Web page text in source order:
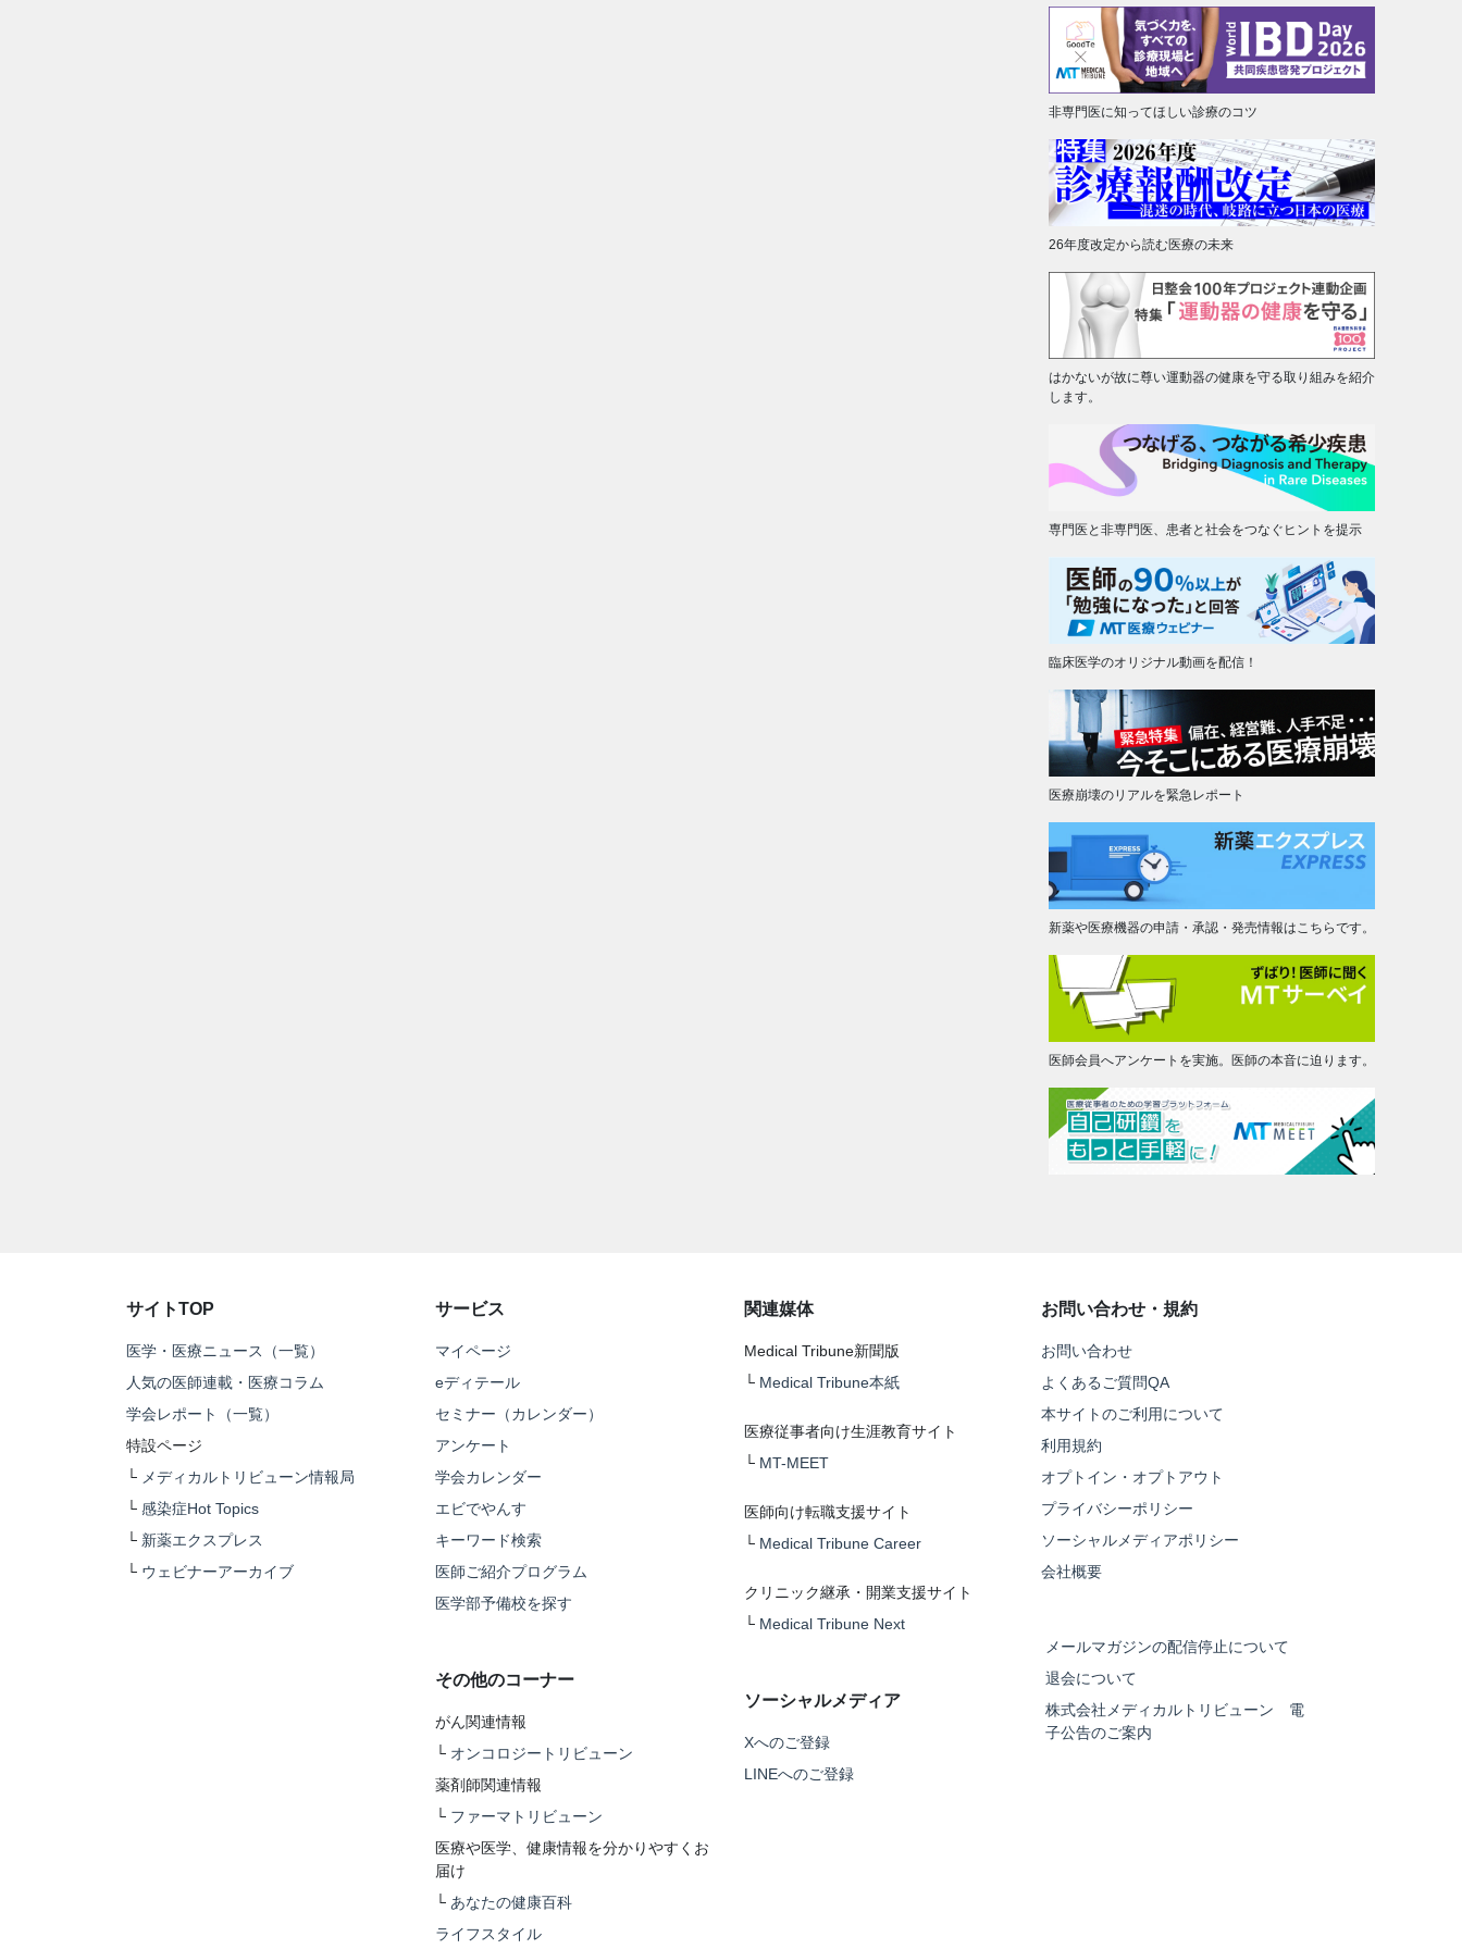
非専門医に知ってほしい診療のコツ
26年度改定から読む医療の未来
はかないが故に尊い運動器の健康を守る取り組みを紹介
します。
専門医と非専門医、患者と社会をつなぐヒントを提示
臨床医学のオリジナル動画を配信！
医療崩壊のリアルを緊急レポート
新薬や医療機器の申請・承認・発売情報はこちらです。
医師会員へアンケートを実施。医師の本音に迫ります。
サイトTOP
医学・医療ニュース（一覧）
人気の医師連載・医療コラム
学会レポート（一覧）
特設ページ
└ メディカルトリビューン情報局
└ 感染症Hot Topics
└ 新薬エクスプレス
└ ウェビナーアーカイブ
サービス
マイページ
eディテール
セミナー（カレンダー）
アンケート
学会カレンダー
エビでやんす
キーワード検索
医師ご紹介プログラム
医学部予備校を探す
その他のコーナー
がん関連情報
└ オンコロジートリビューン
薬剤師関連情報
└ ファーマトリビューン
医療や医学、健康情報を分かりやすくお
届け
└ あなたの健康百科
ライフスタイル
関連媒体
Medical Tribune新聞版
└ Medical Tribune本紙
医療従事者向け生涯教育サイト
└ MT-MEET
医師向け転職支援サイト
└ Medical Tribune Career
クリニック継承・開業支援サイト
└ Medical Tribune Next
ソーシャルメディア
Xへのご登録
LINEへのご登録
お問い合わせ・規約
お問い合わせ
よくあるご質問QA
本サイトのご利用について
利用規約
オプトイン・オプトアウト
プライバシーポリシー
ソーシャルメディアポリシー
会社概要
メールマガジンの配信停止について
退会について
株式会社メディカルトリビューン 電
子公告のご案内